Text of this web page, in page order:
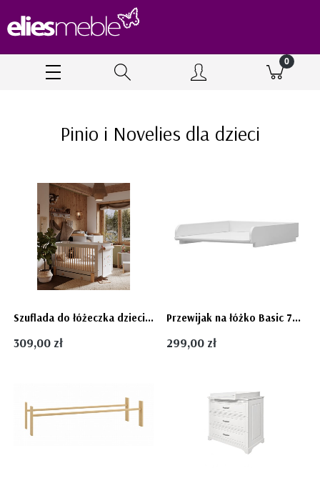
Pinio i Novelies dla dzieci
Szuflada do łóżeczka dziecięcego 70x140 JASNOSZARA na kółeczkach CUBE
309,00 zł
Przewijak na łóżko Basic 70x140 - PINIO
299,00 zł